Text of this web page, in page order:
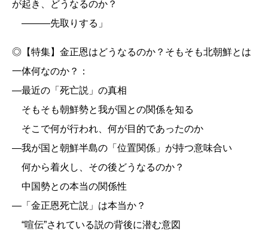
が起き、どうなるのか？
―――先取りする」
◎【特集】金正恩はどうなるのか？そもそも北朝鮮とは
一体何なのか？：
―最近の「死亡説」の真相
そもそも朝鮮勢と我が国との関係を知る
そこで何が行われ、何が目的であったのか
―我が国と朝鮮半島の「位置関係」が持つ意味合い
何から着火し、その後どうなるのか？
中国勢との本当の関係性
―「金正恩死亡説」は本当か？
“喧伝”されている説の背後に潜む意図